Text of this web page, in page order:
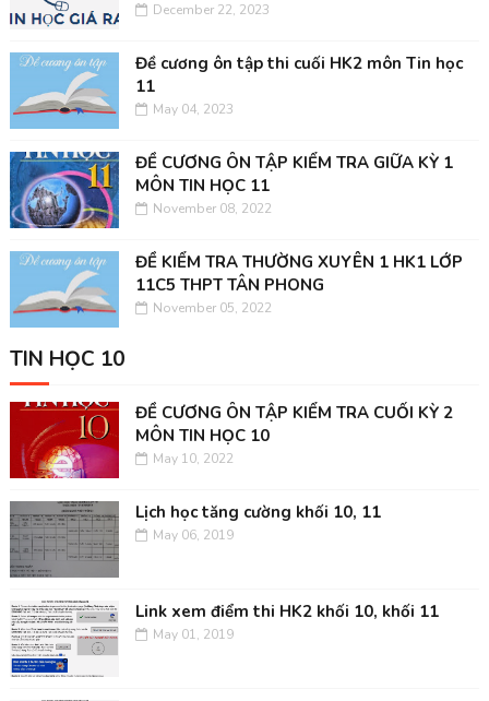
December 22, 2023
Đề cương ôn tập thi cuối HK2 môn Tin học
11
May 04, 2023
ĐỀ CƯƠNG ÔN TẬP KIỂM TRA GIỮA KỲ 1
MÔN TIN HỌC 11
November 08, 2022
ĐỀ KIỂM TRA THƯỜNG XUYÊN 1 HK1 LỚP
11C5 THPT TÂN PHONG
November 05, 2022
TIN HỌC 10
ĐỀ CƯƠNG ÔN TẬP KIỂM TRA CUỐI KỲ 2
MÔN TIN HỌC 10
May 10, 2022
Lịch học tăng cường khối 10, 11
May 06, 2019
Link xem điểm thi HK2 khối 10, khối 11
May 01, 2019